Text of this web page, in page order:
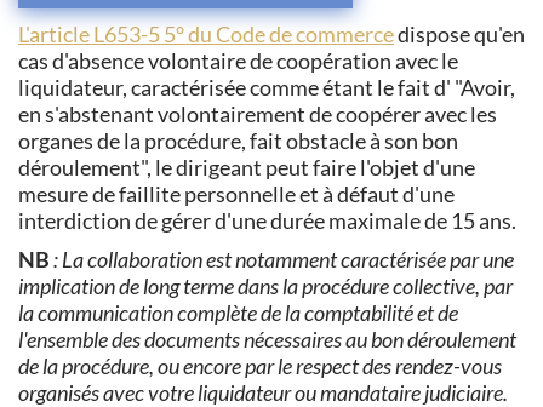
L'article L653-5 5° du Code de commercedispose qu'en
cas d'absence volontaire de coopération avec le
liquidateur, caractérisée comme étant le fait d' "Avoir,
en s'abstenant volontairement de coopérer avec les
organes de la procédure, fait obstacle à son bon
déroulement", le dirigeant peut faire l'objet d'une
mesure de faillite personnelle et à défaut d'une
interdiction de gérer d'une durée maximale de 15 ans.
NB: La collaboration est notamment caractérisée par une
implication de long terme dans la procédure collective, par
la communication complète de la comptabilité et de
l'ensemble des documents nécessaires au bon déroulement
de la procédure, ou encore par le respect des rendez-vous
organisés avec votre liquidateur ou mandataire judiciaire.